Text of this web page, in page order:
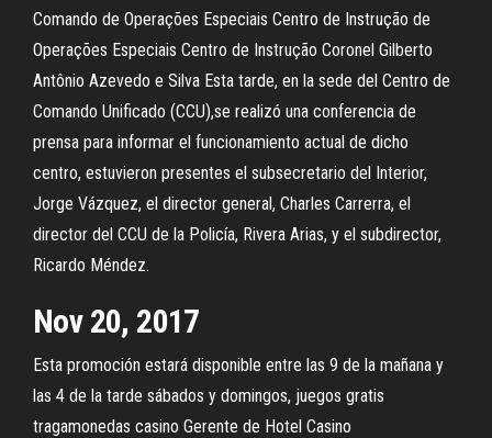
Comando de Operações Especiais Centro de Instrução de
Operações Especiais Centro de Instrução Coronel Gilberto
Antônio Azevedo e Silva Esta tarde, en la sede del Centro de
Comando Unificado (CCU),se realizó una conferencia de
prensa para informar el funcionamiento actual de dicho
centro, estuvieron presentes el subsecretario del Interior,
Jorge Vázquez, el director general, Charles Carrerra, el
director del CCU de la Policía, Rivera Arias, y el subdirector,
Ricardo Méndez.
Nov 20, 2017
Esta promoción estará disponible entre las 9 de la mañana y
las 4 de la tarde sábados y domingos, juegos gratis
tragamonedas casino Gerente de Hotel Casino